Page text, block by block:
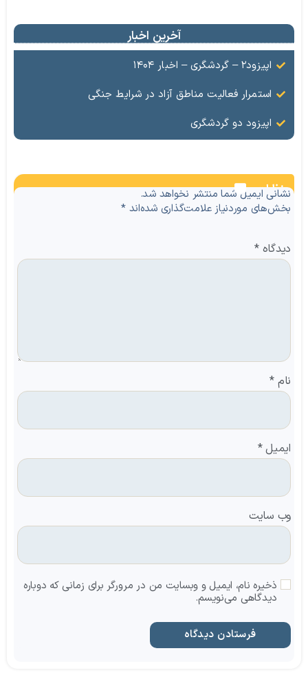
آخرین اخبار
اپیزود۲ – گردشگری – اخبار ۱۴۰۴
استمرار فعالیت مناطق آزاد در شرایط جنگی
اپیزود دو گردشگری
نظرات
نشانی ایمیل شما منتشر نخواهد شد.
بخش‌های موردنیاز علامت‌گذاری شده‌اند*
دیدگاه*
نام *
ایمیل*
وب‌ سایت
ذخیره نام، ایمیل و وبسایت من در مرورگر برای زمانی که دوباره
دیدگاهی می‌نویسم.